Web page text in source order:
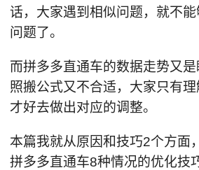
话，大家遇到相似问题，就不
问题了。
而拼多多直通车的数据走势又
照搬公式又不合适，大家只有理
才好去做出对应的调整。
本篇我就从原因和技巧2个方面
拼多多直通车8种情况的优化技